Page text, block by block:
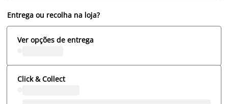
Entrega ou recolha na loja?
Ver opções de entrega
Click & Collect